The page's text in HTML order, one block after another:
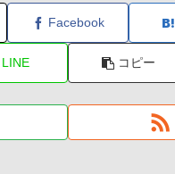
Facebook
LINE コピー